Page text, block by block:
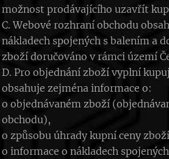
možnost prodávajícího uzavřít
C. Webové rozhraní obchodu
nákladech spojených s balením a
zboží doručováno v rámci území
D. Pro objednání zboží vyplní
obsahuje zejména informace o:
o objednávaném zboží
obchodu),
o způsobu úhrady kupní ceny
o informace o nákladech